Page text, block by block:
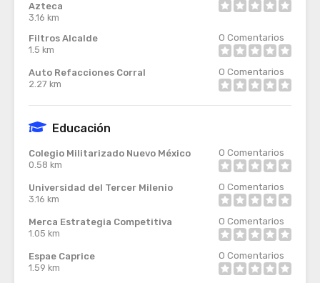
Azteca
3.16 km
Filtros Alcalde
1.5 km
0 Comentarios
Auto Refacciones Corral
2.27 km
0 Comentarios
Educación
Colegio Militarizado Nuevo México
0.58 km
0 Comentarios
Universidad del Tercer Milenio
3.16 km
0 Comentarios
Merca Estrategia Competitiva
1.05 km
0 Comentarios
Espae Caprice
1.59 km
0 Comentarios